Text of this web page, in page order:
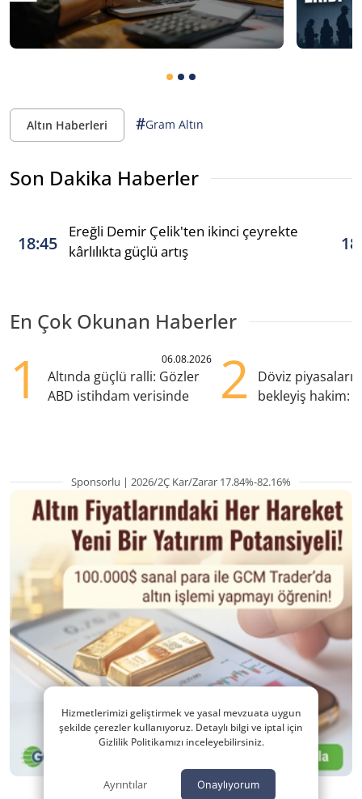
Altın Haberleri #Gram Altın
Son Dakika Haberler
18:45
Ereğli Demir Çelik'ten ikinci çeyrekte
kârlılıkta güçlü artış
En Çok Okunan Haberler
1 06.08.2026
Altında güçlü ralli: Gözler
ABD istihdam verisinde
2
Döviz
bekleyiş hakim:
Sponsorlu | 2026/2Ç Kar/Zarar 17.84%-82.16%
Hizmetlerimizi geliştirmek ve yasal mevzuata uygun
şekilde çerezler kullanıyoruz. Detaylı bilgi ve iptal için
Gizlilik Politikamızı inceleyebilirsiniz.
Ayrıntılar Onaylıyorum